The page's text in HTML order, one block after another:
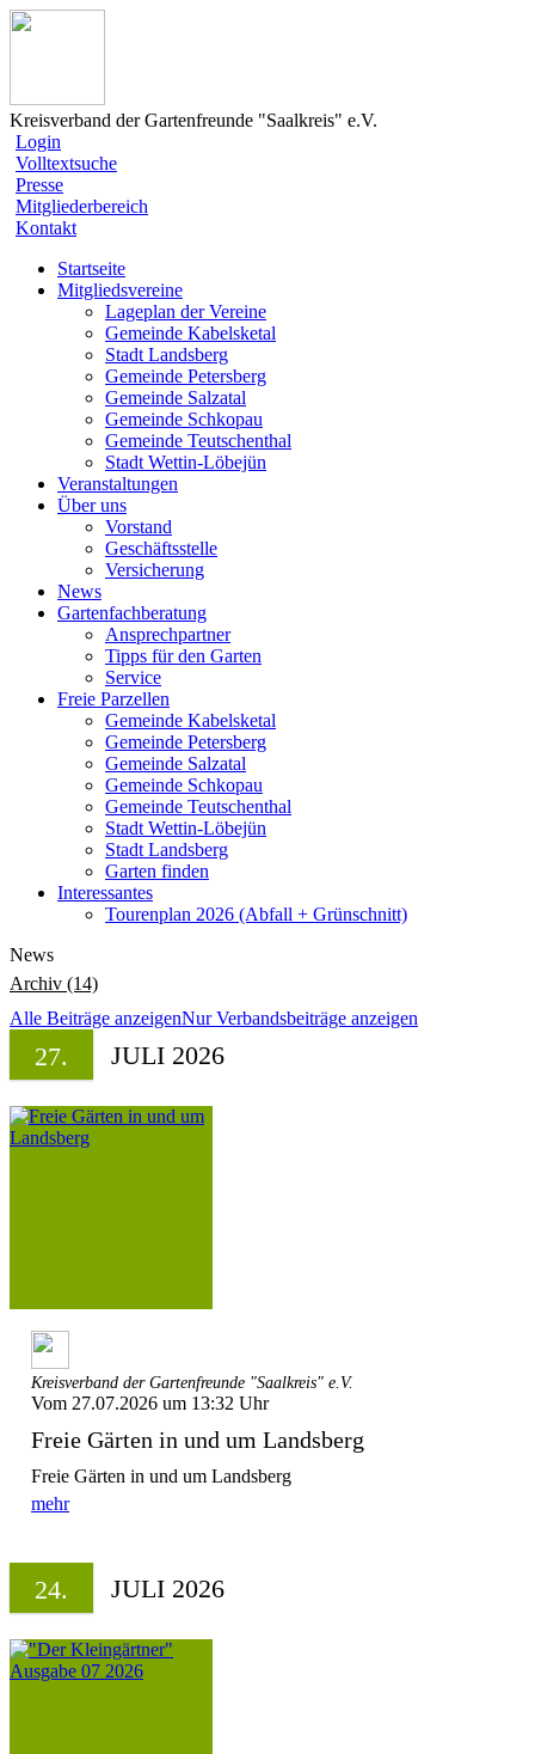
Kreisverband der Gartenfreunde "Saalkreis" e.V.
Login
Volltextsuche
Presse
Mitgliederbereich
Kontakt
Startseite
Mitgliedsvereine
Lageplan der Vereine
Gemeinde Kabelsketal
Stadt Landsberg
Gemeinde Petersberg
Gemeinde Salzatal
Gemeinde Schkopau
Gemeinde Teutschenthal
Stadt Wettin-Löbejün
Veranstaltungen
Über uns
Vorstand
Geschäftsstelle
Versicherung
News
Gartenfachberatung
Ansprechpartner
Tipps für den Garten
Service
Freie Parzellen
Gemeinde Kabelsketal
Gemeinde Petersberg
Gemeinde Salzatal
Gemeinde Schkopau
Gemeinde Teutschenthal
Stadt Wettin-Löbejün
Stadt Landsberg
Garten finden
Interessantes
Tourenplan 2026 (Abfall + Grünschnitt)
News
Archiv (14)
Alle Beiträge anzeigenNur Verbandsbeiträge anzeigen
27. JULI 2026
Kreisverband der Gartenfreunde "Saalkreis" e.V.
Vom 27.07.2026 um 13:32 Uhr
Freie Gärten in und um Landsberg
Freie Gärten in und um Landsberg
mehr
24. JULI 2026